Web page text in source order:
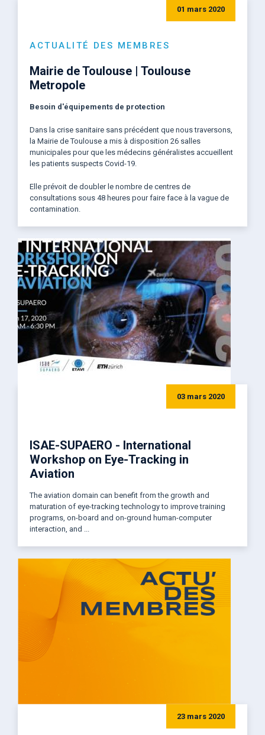
01 mars 2020
ACTUALITÉ DES MEMBRES
Mairie de Toulouse | Toulouse
Metropole
Besoin d'équipements de protection
Dans la crise sanitaire sans précédent que nous traversons,
la Mairie de Toulouse a mis à disposition 26 salles
municipales pour que les médecins généralistes accueillent
les patients suspects Covid-19.
Elle prévoit de doubler le nombre de centres de
consultations sous 48 heures pour faire face à la vague de
contamination.
03 mars 2020
ISAE-SUPAERO - International
Workshop on Eye-Tracking in
Aviation
The aviation domain can benefit from the growth and
maturation of eye-tracking technology to improve training
programs, on-board and on-ground human-computer
interaction, and ...
23 mars 2020